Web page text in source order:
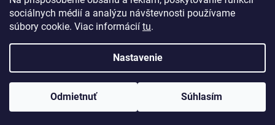
sociálnych médií a analýzu návštevnosti používame
súbory cookie. Viac informácií tu.
Nastavenie
Odmietnuť Súhlasím
Servis-runar sro
Upraviť nastavenie cookies